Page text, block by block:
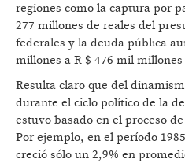
regiones como la captura por
277 millones de reales del
federales y la deuda pública
millones a R $ 476 mil
Resulta claro que del
durante el ciclo político de la
estuvo basado en el proceso
Por ejemplo, en el período
creció sólo un 2,9% en